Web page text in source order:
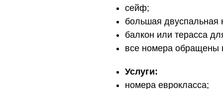
сейф;
большая двуспальная
балкон или терасса
все номера обращены
Услуги:
номера еврокласса;